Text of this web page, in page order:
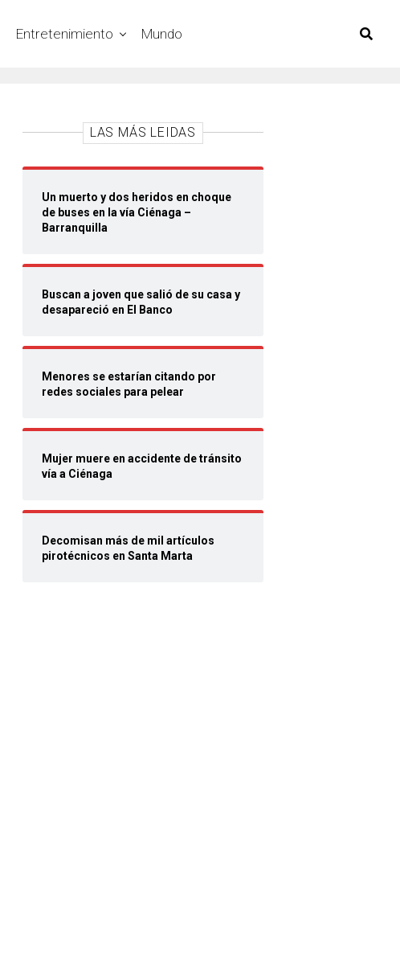
Entretenimiento Mundo
LAS MÁS LEIDAS
Un muerto y dos heridos en choque
de buses en la vía Ciénaga –
Barranquilla
Buscan a joven que salió de su casa y
desapareció en El Banco
Menores se estarían citando por
redes sociales para pelear
Mujer muere en accidente de tránsito
vía a Ciénaga
Decomisan más de mil artículos
pirotécnicos en Santa Marta